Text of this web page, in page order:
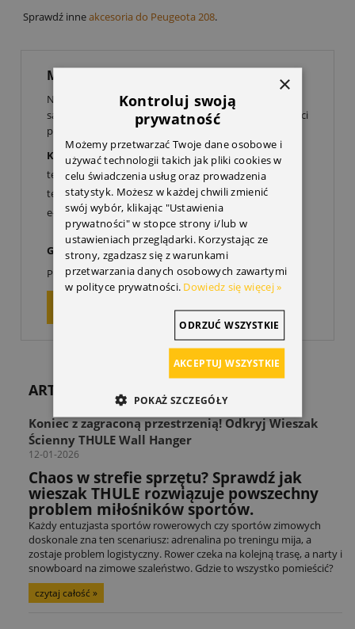
Sprawdź inneakcesoria do Peugeota 208.
MASZ PYTANIE?
Nie jesteś pewien, czy ta część pasuje do Twojego
samochodu? Skontaktuj się z nami, a dobierzemy części
po numerze VIN do Twojego Opla:
Krzysztof Rachwał
tel.
32 307 49 99
tel kom.606 522 011
e-mail:info@doopla.pl
Godziny otwarcia:
Poniedziałek-Piątek: 900-17 00
ZAPYTAJ O PRODUKT
ARTYKUŁY
Koniec z zagraconą przestrzenią! Odkryj Wieszak
Ścienny THULE Wall Hanger
12-01-2026
Chaos w strefie sprzętu? Sprawdź jak
wieszak THULE rozwiązuje powszechny
problem miłośników sportów.
Każdy entuzjasta sportów rowerowych czy sportów zimowych
doskonale zna ten scenariusz: adrenalina po treningu mija, a
zostaje problem logistyczny. Rower czeka na kolejną trasę, a narty i
snowboard na zimowe szaleństwo. Gdzie to wszystko pomieścić?
czytaj całość »
×
Kontroluj swoją
prywatność
Możemy przetwarzać Twoje dane osobowe i
używać technologii takich jak pliki cookies w
celu świadczenia usług oraz prowadzenia
statystyk. Możesz w każdej chwili zmienić
swój wybór, klikając "Ustawienia
prywatności" w stopce strony i/lub w
ustawieniach przeglądarki. Korzystając ze
strony, zgadzasz się z warunkami
przetwarzania danych osobowych zawartymi
w polityce prywatności. Dowiedz się więcej »
AKCEPTUJ WSZYSTKIE
ODRZUĆ WSZYSTKIE
POKAŻ SZCZEGÓŁY